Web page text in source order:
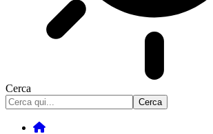
Cerca